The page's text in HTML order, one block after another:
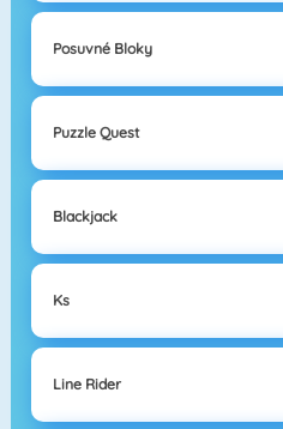
Posuvné Bloky
Puzzle Quest
Blackjack
Ks
Line Rider